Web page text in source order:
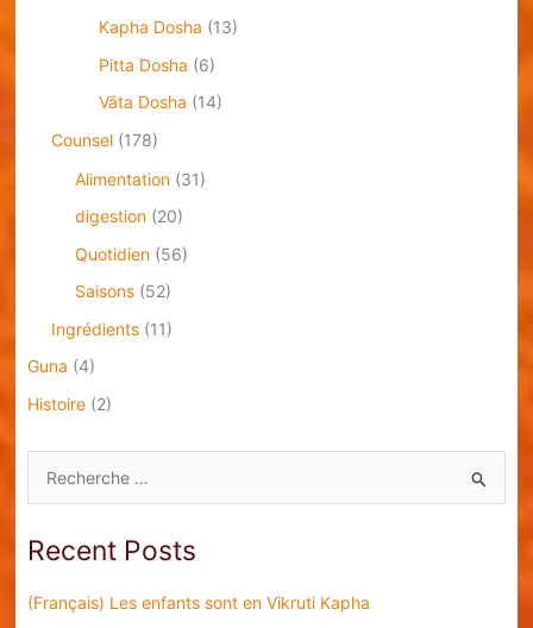
Kapha Dosha (13)
Pitta Dosha (6)
Vāta Dosha (14)
Counsel(178)
Alimentation(31)
digestion(20)
Quotidien(56)
Saisons(52)
Ingrédients(11)
Guna (4)
Histoire(2)
e
r
c
Recent Posts
(Français) Les enfants sont en Vikruti Kapha